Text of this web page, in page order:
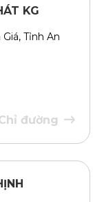
KG
Tỉnh An
đường